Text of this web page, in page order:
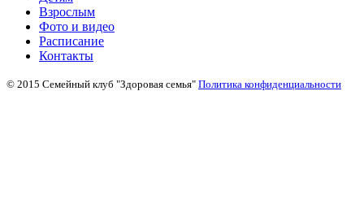
Взрослым
Фото и видео
Расписание
Контакты
© 2015 Семейный клуб "Здоровая семья" Политика конфиденциальности